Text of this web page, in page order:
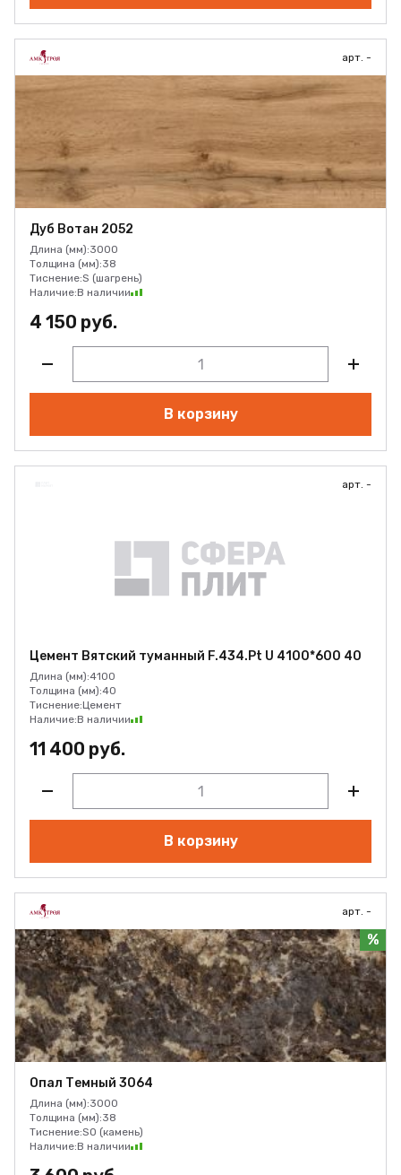
арт. -
Дуб Вотан 2052
Длина (мм):3000
Толщина (мм):38
Тиснение:S (шагрень)
Наличие:В наличии
4 150 руб.
В корзину
арт. -
Цемент Вятский туманный F.434.Pt U 4100*600 40
Длина (мм):4100
Толщина (мм):40
Тиснение:Цемент
Наличие:В наличии
11 400 руб.
В корзину
арт. -
%
Опал Темный 3064
Длина (мм):3000
Толщина (мм):38
Тиснение:SO (камень)
Наличие:В наличии